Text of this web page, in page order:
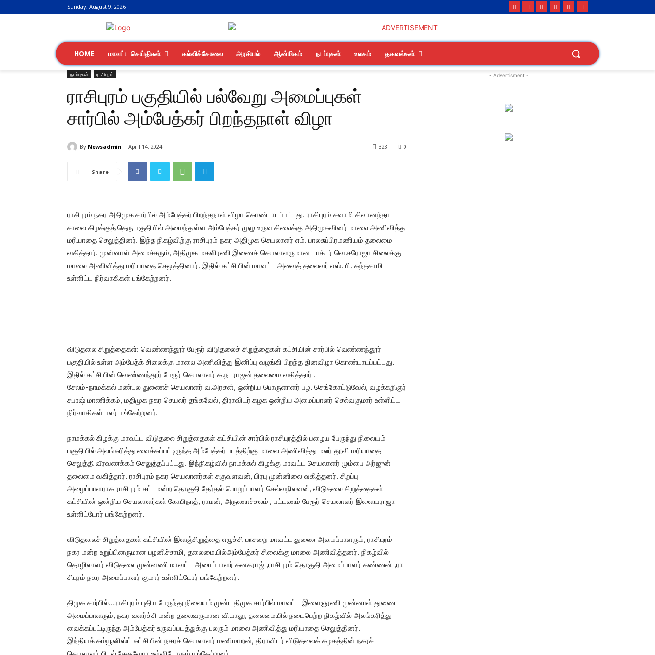
Sunday, August 9, 2026
HOME மாவட்ட செய்திகள் கல்விச்சோலை அரசியல் ஆன்மிகம் நடப்புகள் உலகம் தகவல்கள்
நடப்புகள் ராசிபுரம்
ராசிபுரம் பகுதியில் பல்வேறு அமைப்புகள்
சார்பில் அம்பேத்கர் பிறந்தநாள் விழா
By Newsadmin April 14, 2024 0
328
Share
ராசிபுரம் நகர அதிமுக சார்பில் அம்பேத்கர் பிறந்தநாள் விழா கொண்டாடப்பட்டது. ராசிபுரம் சுவாமி சிவானந்தா
சாலை கிழக்குத் தெரு பகுதியில் அமைந்துள்ள அம்பேத்கர் முழு உருவ சிலைக்கு அதிமுகவினர் மாலை அணிவித்து
மரியாதை செலுத்தினர். இந்த நிகழ்விற்கு ராசிபுரம் நகர அதிமுக செயலாளர் எம். பாலசுப்பிரமணியம் தலைமை
வகித்தார். முன்னாள் அமைச்சரும், அதிமுக மகளிரணி இணைச் செயலாளருமான டாக்டர் வெ.சரோஜா சிலைக்கு
மாலை அணிவித்து மரியாதை செலுத்தினார். இதில் கட்சியின் மாவட்ட அவைத் தலைவர் எஸ். பி. கந்தசாமி
உள்ளிட்ட நிர்வாகிகள் பங்கேற்றனர்.
விடுதலை சிறுத்தைகள்: வெண்ணந்தூர் பேரூர் விடுதலைச் சிறுத்தைகள் கட்சியின் சார்பில் வெண்ணந்தூர்
பகுதியில் உள்ள அம்பேத்க் சிலைக்கு மாலை அணிவித்து இனிப்பு வழங்கி பிறந்த தினவிழா கொண்டாடப்பட்டது.
இதில் கட்சியின் வெண்ணந்தூர் பேரூர் செயலாளர் க.நடராஜன் தலைமை வகித்தார் .
சேலம்-நாமக்கல் மண்டல துணைச் செயலாளர் வ.அரசன், ஒன்றிய பொருளாளர் பழ. செங்கோட்டுவேல், வழக்கறிஞர்
சுபாஷ் மாணிக்கம், மதிமுக நகர செயலர் தங்கவேல், திராவிடர் கழக ஒன்றிய அமைப்பாளர் செல்வகுமார் உள்ளிட்ட
நிர்வாகிகள் பலர் பங்கேற்றனர்.
நாமக்கல் கிழக்கு மாவட்ட விடுதலை சிறுத்தைகள் கட்சியின் சார்பில் ராசிபுரத்தில் பழைய பேருந்து நிலையம்
பகுதியில் அலங்கரித்து வைக்கப்பட்டிருந்த அம்பேத்கர் படத்திற்கு மாலை அணிவித்து மலர் தூவி மரியாதை
செலுத்தி வீரவணக்கம் செலுத்தப்பட்டது. இந்நிகழ்வில் நாமக்கல் கிழக்கு மாவட்ட செயலாளர் மும்பை அர்ஜுன்
தலைமை வகித்தார். ராசிபுரம் நகர செயலாளர்கள் சுகுவளவன், பிரபு முன்னிலை வகித்தனர். சிறப்பு
அழைப்பாளராக ராசிபுரம் சட்டமன்ற தொகுதி தேர்தல் பொறுப்பாளர் செல்வநிலவன், விடுதலை சிறுத்தைகள்
கட்சியின் ஒன்றிய செயலாளர்கள் கோபிநாத், ராமன், அருணாச்சலம் , பட்டணம் பேரூர் செயலாளர் இளையராஜா
உள்ளிட்டோர் பங்கேற்றனர்.
விடுதலைச் சிறுத்தைகள் கட்சியின் இளஞ்சிறுத்தை எழுச்சி பாசறை மாவட்ட துணை அமைப்பாளரும், ராசிபுரம்
நகர மன்ற உறுப்பினருமான பழனிச்சாமி, தலைமையில்அம்பேத்கர் சிலைக்கு மாலை அணிவித்தனர். நிகழ்வில்
தொழிலாளர் விடுதலை முன்னணி மாவட்ட அமைப்பாளர் கனகராஜ் ,ராசிபுரம் தொகுதி அமைப்பாளர் கண்ணன் ,ரா
சிபுரம் நகர அமைப்பாளர் குமார் உள்ளிட்டோர் பங்கேற்றனர்.
திமுக சார்பில்…ராசிபுரம் புதிய பேருந்து நிலையம் முன்பு திமுக சார்பில் மாவட்ட இளைஞரணி முன்னாள் துணை
அமைப்பாளரும், நகர வளர்ச்சி மன்ற தலைவருமான வி.பாலு, தலைமையில் நடைபெற்ற நிகழ்வில் அலங்கரித்து
வைக்கப்பட்டிருந்த அம்பேத்கர் உருவப்படத்துக்கு பலரும் மாலை அணிவித்து மரியாதை செலுத்தினர்.
இந்தியக் கம்யூனிஸ்ட் கட்சியின் நகரச் செயலாளர் மணிமாறன், திராவிடர் விடுதலைக் கழகத்தின் நகரச்
- Advertisment -